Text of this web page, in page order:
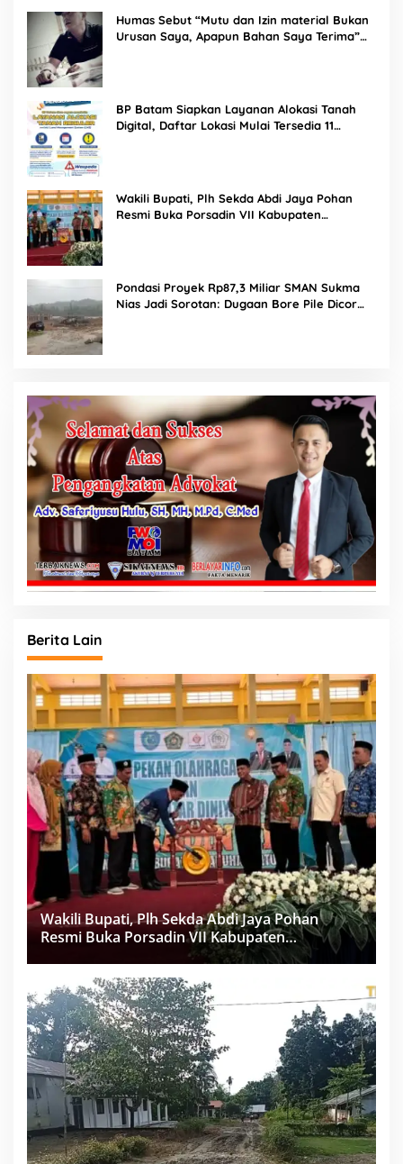
Humas Sebut “Mutu dan Izin material Bukan
Urusan Saya, Apapun Bahan Saya Terima”
BP Batam Siapkan Layanan Alokasi Tanah
Digital, Daftar Lokasi Mulai Tersedia 11
Wakili Bupati, Plh Sekda Abdi Jaya Pohan
Resmi Buka Porsadin VII Kabupaten
Pondasi Proyek Rp87,3 Miliar SMAN Sukma
Nias Jadi Sorotan: Dugaan Bore Pile Dicor
Berita Lain
Wakili Bupati, Plh Sekda Abdi Jaya Pohan
Resmi Buka Porsadin VII Kabupaten